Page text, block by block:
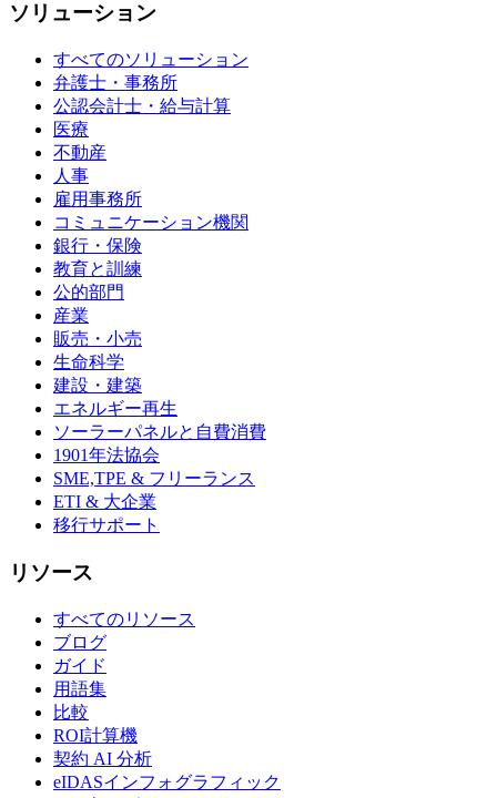
ソリューション
すべてのソリューション
弁護士・事務所
公認会計士・給与計算
医療
不動産
人事
雇用事務所
コミュニケーション機関
銀行・保険
教育と訓練
公的部門
産業
販売・小売
生命科学
建設・建築
エネルギー再生
ソーラーパネルと自費消費
1901年法協会
SME,TPE & フリーランス
ETI & 大企業
移行サポート
リソース
すべてのリソース
ブログ
ガイド
用語集
比較
ROI計算機
契約 AI 分析
eIDASインフォグラフィック